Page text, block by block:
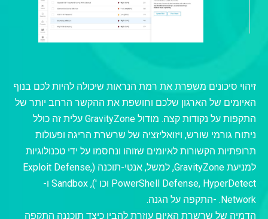
זיהוי סיכונים משפרת את רמת הנראות שיכולה להיות לכם בנוף
האיומים של הארגון שלכם וחושפת את ההקשר הרחב יותר של
התקפות על נקודות קצה. מודול GravityZone עלית זה כולל
ניתוח גורמי שורש, ויזואליזציה של שרשרת הריגה ופעולות
תרופתיות הקשורות לאיומים שזוהו ונחסמו על ידי טכנולוגיות
למניעת GravityZone, למשל, אנטי-תוכנה (Exploit Defense,
PowerShell Defense, HyperDetect וכו '), Sandbox ו-
Network. -התקפה על הגנה.
הדמיה של שרשרת האיום עוזרת להבין כיצד תוכננה התקפה